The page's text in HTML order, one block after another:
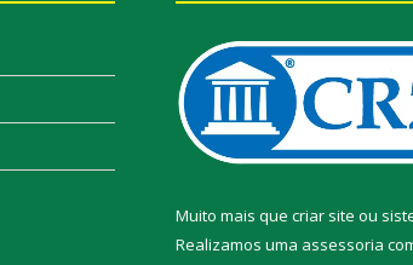
Muito mais que criar site ou
Realizamos uma assessoria